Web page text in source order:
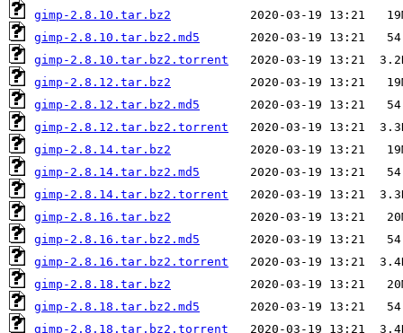
gimp-2.8.10.tar.bz2
gimp-2.8.10.tar.bz2.md5
gimp-2.8.10.tar.bz2.torrent
gimp-2.8.12.tar.bz2
gimp-2.8.12.tar.bz2.md5
gimp-2.8.12.tar.bz2.torrent
gimp-2.8.14.tar.bz2
gimp-2.8.14.tar.bz2.md5
gimp-2.8.14.tar.bz2.torrent
gimp-2.8.16.tar.bz2
gimp-2.8.16.tar.bz2.md5
gimp-2.8.16.tar.bz2.torrent
gimp-2.8.18.tar.bz2
gimp-2.8.18.tar.bz2.md5
gimp-2.8.18.tar.bz2.torrent